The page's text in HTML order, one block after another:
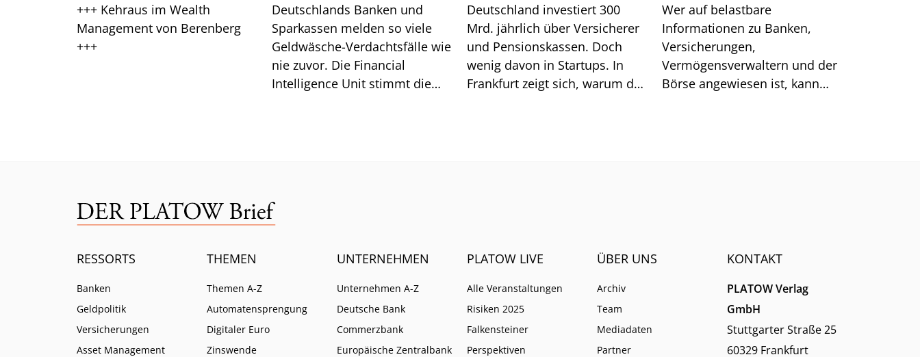
+++ Kehraus im Wealth
Management von Berenberg
+++
Deutschlands Banken und
Sparkassen melden so viele
Geldwäsche-Verdachtsfälle wie
nie zuvor. Die Financial
Intelligence Unit stimmt die
Deutschland investiert 300
Mrd. jährlich über Versicherer
und Pensionskassen. Doch
wenig davon in Startups. In
Frankfurt zeigt sich, warum das
Wer auf belastbare
Informationen zu Banken,
Versicherungen,
Vermögensverwaltern und der
Börse angewiesen ist, kann
RESSORTS
Banken
Geldpolitik
Versicherungen
Asset Management
THEMEN
Themen A-Z
Automatensprengung
Digitaler Euro
Zinswende
UNTERNEHMEN
Unternehmen A-Z
Deutsche Bank
Commerzbank
Europäische Zentralbank
PLATOW LIVE
Alle Veranstaltungen
Risiken 2025
Falkensteiner
Perspektiven
ÜBER UNS
Archiv
Team
Mediadaten
Partner
KONTAKT
PLATOW Verlag
GmbH
Stuttgarter Straße 25
60329 Frankfurt